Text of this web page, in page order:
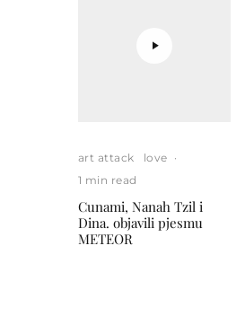
art attack love ·
1 min read
Cunami, Nanah Tzil i
Dina. objavili pjesmu
METEOR